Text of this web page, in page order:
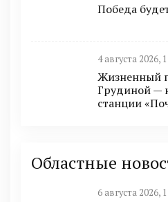
Победа
4 августа 2026,
Жизненный
Грудиной —
станции
Областные
6 августа 2026,